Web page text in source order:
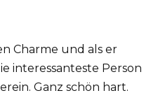
Charme und als er
interessanteste Person
Ganz schön hart.